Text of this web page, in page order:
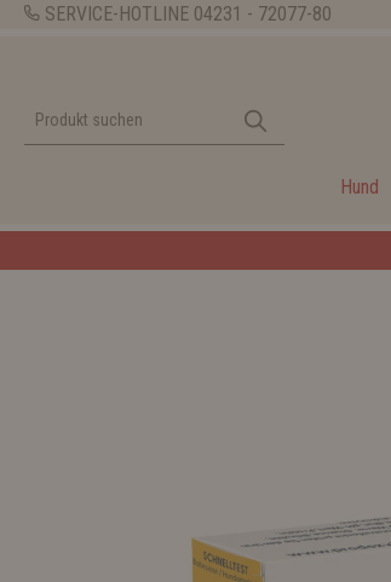
SERVICE-HOTLINE 04231 - 72077-80
Hund